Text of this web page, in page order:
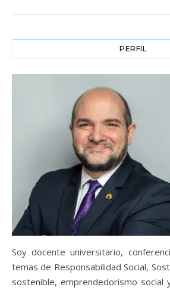
PERFIL
Soy docente universitario,
temas de Responsabilidad Social,
sostenible, emprendedorismo social